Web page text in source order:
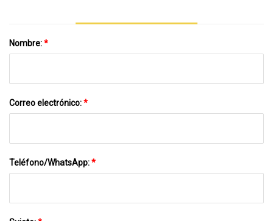
Nombre:*
Correo electrónico:*
Teléfono/WhatsApp:*